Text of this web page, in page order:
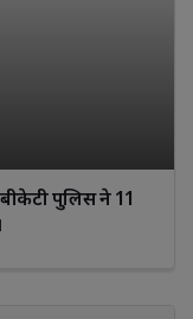
पुलिस ने 11